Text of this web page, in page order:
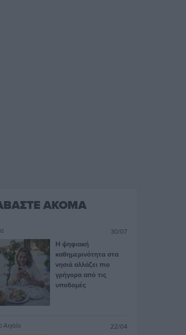
ΑΚΟΜΑ
30/07
Η ψηφιακή
καθημερινότητα στα
νησιά αλλάζει πιο
γρήγορα από τις
υποδομές
Αιγαίο 22/04